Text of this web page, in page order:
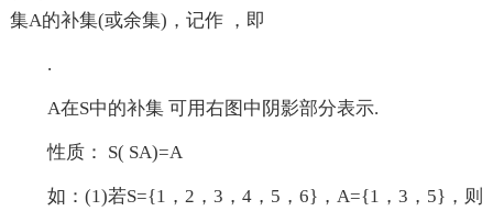
集A的补集(或余集)，记作 ，即
.
A在S中的补集 可用右图中阴影部分表示.
性质： S( SA)=A
如：(1)若S={1，2，3，4，5，6}，A={1，3，5}，则